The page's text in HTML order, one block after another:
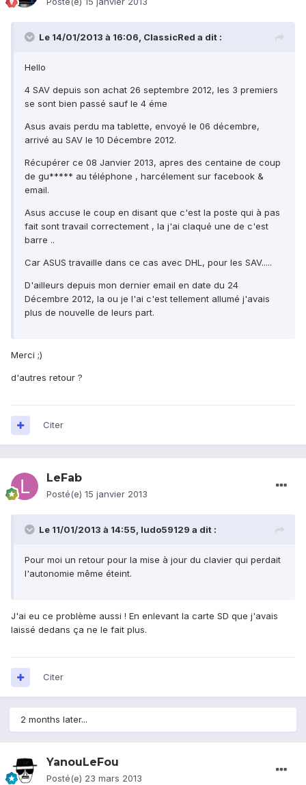
Le 14/01/2013 à 16:06, ClassicRed a dit :
Hello
4 SAV depuis son achat 26 septembre 2012, les 3 premiers
se sont bien passé sauf le 4 éme
Asus avais perdu ma tablette, envoyé le 06 décembre,
arrivé au SAV le 10 Décembre 2012.
Récupérer ce 08 Janvier 2013, apres des centaine de coup
de gu***** au téléphone , harcélement sur facebook &
email.
Asus accuse le coup en disant que c'est la poste qui à pas
fait sont travail correctement , la j'ai claqué une de c'est
barre ..
Car ASUS travaille dans ce cas avec DHL, pour les SAV.....
D'ailleurs depuis mon dernier email en date du 24
Décembre 2012, la ou je l'ai c'est tellement allumé j'avais
plus de nouvelle de leurs part.
Merci ;)
d'autres retour ?
Citer
LeFab
Posté(e) 15 janvier 2013
Le 11/01/2013 à 14:55, ludo59129 a dit :
Pour moi un retour pour la mise à jour du clavier qui perdait
l'autonomie même éteint.
J'ai eu ce problème aussi ! En enlevant la carte SD que j'avais
laissé dedans ça ne le fait plus.
Citer
2 months later...
YanouLeFou
Posté(e) 23 mars 2013